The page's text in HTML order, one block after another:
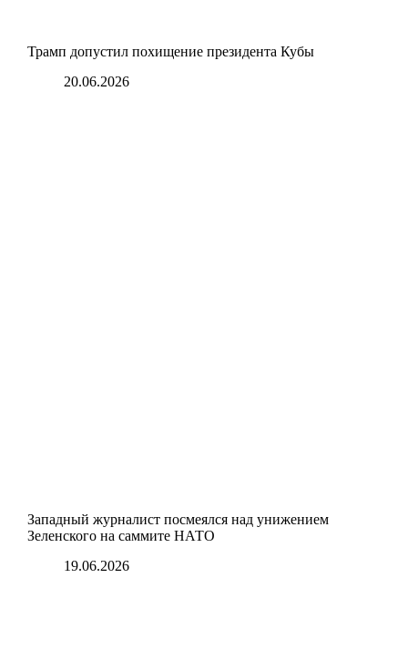
Трамп допустил похищение президента Кубы
20.06.2026
Западный журналист посмеялся над унижением
Зеленского на саммите НАТО
19.06.2026